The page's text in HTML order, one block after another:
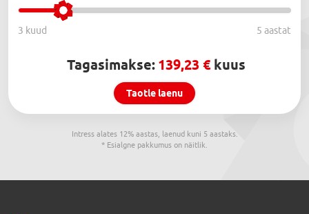
3 kuud 5 aastat
Tagasimakse: 139,23 kuus
Taotle laenu
Intress alates 12% aastas, laenud kuni 5 aastaks.
* Esialgne pakkumus on näitlik.